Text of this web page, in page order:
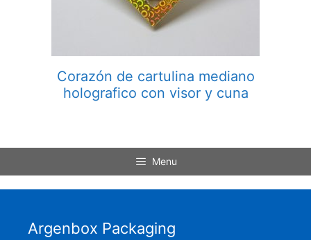
Corazón de cartulina mediano
holografico con visor y cuna
Menu
Argenbox Packaging